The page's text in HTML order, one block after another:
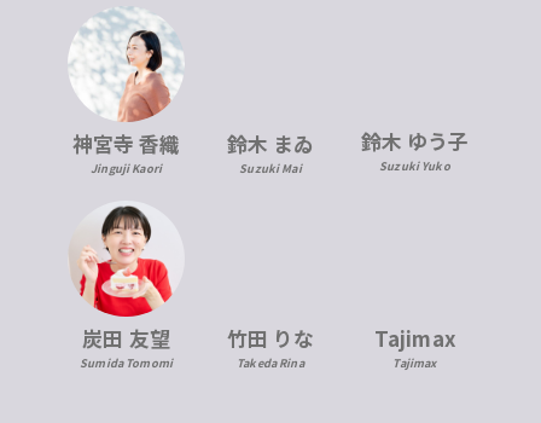
神宮寺 香織
Jinguji Kaori
鈴木 まゐ
Suzuki Mai
鈴木 ゆう子
Suzuki Yuko
炭田 友望
Sumida Tomomi
竹田 りな
Takeda Rina
Tajimax
Tajimax